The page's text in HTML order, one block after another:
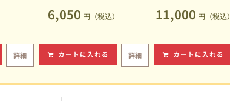
6,050 円（税込）
詳細 カートに入れる
11,000 円（税込）
詳細 カートに入れる